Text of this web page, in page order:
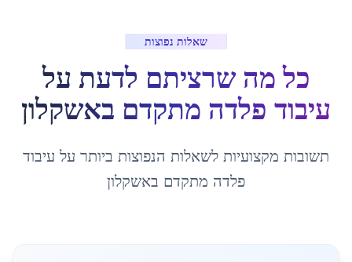
שאלות נפוצות
כל מה שרציתם לדעת על
עיבוד פלדה מתקדם באשקלון
תשובות מקצועיות לשאלות הנפוצות ביותר על עיבוד
פלדה מתקדם באשקלון